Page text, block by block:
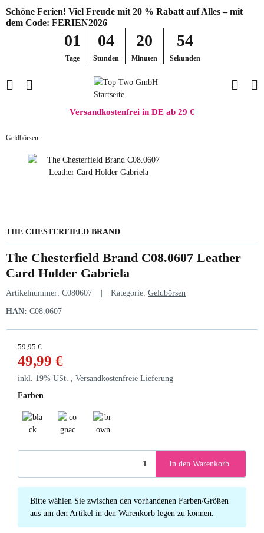
Schöne Ferien! Viel Freude mit 20 % Rabatt auf Alles – mit
dem Code: FERIEN2026
01
Tage
04
Stunden
20
Minuten
54
Sekunden
Versandkostenfrei in DE ab 29 €
Geldbörsen
THE CHESTERFIELD BRAND
The Chesterfield Brand C08.0607 Leather
Card Holder Gabriela
Artikelnummer: C080607 Kategorie: Geldbörsen
HAN: C08.0607
59,95 €
49,99 €
inkl. 19% USt. , Versandkostenfreie Lieferung
Farben
In den Warenkorb
x
Bitte wählen Sie zwischen den vorhandenen Farben/Größen
aus um den Artikel in den Warenkorb legen zu können.